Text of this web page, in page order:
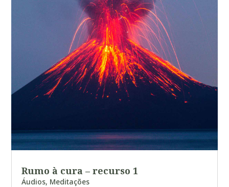
Rumo à cura – recurso 1
Áudios, Meditações